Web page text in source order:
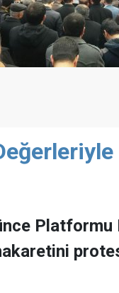
Platformu